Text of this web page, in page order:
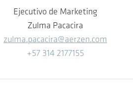
Ejecutivo de Marketing
Zulma Pacacira
zulma.pacacira@aerzen.com
+57 314 2177155